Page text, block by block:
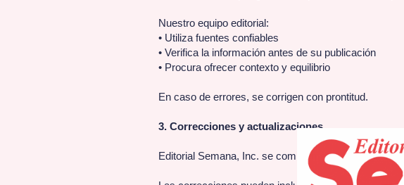
Nuestro equipo editorial:
• Utiliza fuentes confiables
• Verifica la información antes de su publicación
• Procura ofrecer contexto y equilibrio
En caso de errores, se corrigen con prontitud.
3. Correcciones y actualizaciones
Editorial Semana, Inc. se compromete a corregir